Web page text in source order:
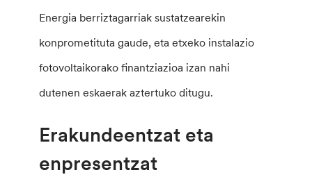
Energia berriztagarriak sustatzearekin
konprometituta gaude, eta etxeko instalazio
fotovoltaikorako finantziazioa izan nahi
dutenen eskaerak aztertuko ditugu.
Erakundeentzat eta
enpresentzat